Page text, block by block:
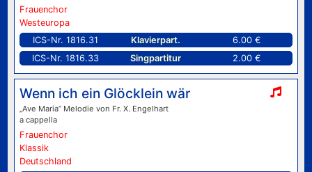
Frauenchor
Westeuropa
ICS-Nr. 1816.31
Klavierpart.
6.00 €
ICS-Nr. 1816.33
Singpartitur 2.00 €
Wenn ich ein Glöcklein wär
„Ave Maria” Melodie von Fr. X. Engelhart
a cappella
Frauenchor
Klassik
Deutschland